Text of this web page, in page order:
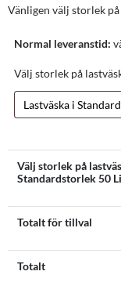
Vänligen välj storlek på
Normal leveranstid:
Välj storlek på
Välj storlek på
Standardstorlek 50
Totalt för tillval
Totalt